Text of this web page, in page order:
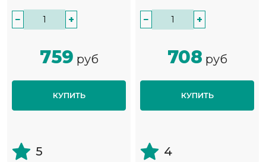
− +
759 руб
КУПИТЬ
5
− +
708 руб
КУПИТЬ
4